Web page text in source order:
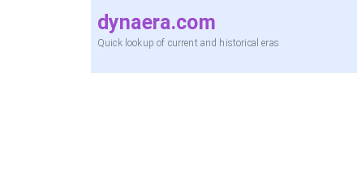
dynaera.com
Quick lookup of current and historical eras